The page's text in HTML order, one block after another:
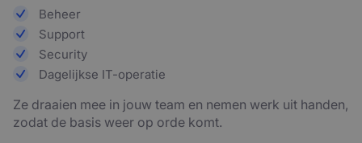
Beheer
Support
Security
Dagelijkse IT-operatie
Ze draaien mee in jouw team en nemen werk uit handen,
zodat de basis weer op orde komt.